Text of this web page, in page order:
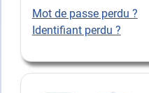
Mot de passe perdu ?
Identifiant perdu ?